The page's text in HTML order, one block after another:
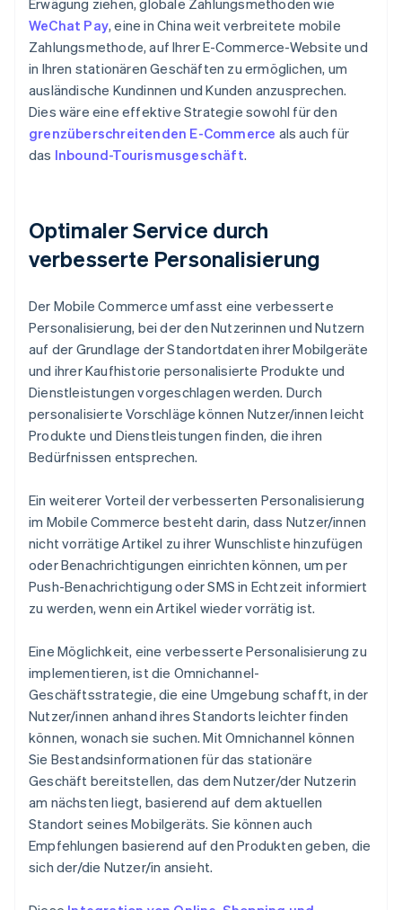
Erwägung ziehen, globale Zahlungsmethoden wie
WeChat Pay, eine in China weit verbreitete mobile
Zahlungsmethode, auf Ihrer E-Commerce-Website und
in Ihren stationären Geschäften zu ermöglichen, um
ausländische Kundinnen und Kunden anzusprechen.
Dies wäre eine effektive Strategie sowohl für den
grenzüberschreitenden E-Commerce als auch für
das Inbound-Tourismusgeschäft.
Optimaler Service durch
verbesserte Personalisierung
Der Mobile Commerce umfasst eine verbesserte
Personalisierung, bei der den Nutzerinnen und Nutzern
auf der Grundlage der Standortdaten ihrer Mobilgeräte
und ihrer Kaufhistorie personalisierte Produkte und
Dienstleistungen vorgeschlagen werden. Durch
personalisierte Vorschläge können Nutzer/innen leicht
Produkte und Dienstleistungen finden, die ihren
Bedürfnissen entsprechen.
Ein weiterer Vorteil der verbesserten Personalisierung
im Mobile Commerce besteht darin, dass Nutzer/innen
nicht vorrätige Artikel zu ihrer Wunschliste hinzufügen
oder Benachrichtigungen einrichten können, um per
Push-Benachrichtigung oder SMS in Echtzeit informiert
zu werden, wenn ein Artikel wieder vorrätig ist.
Eine Möglichkeit, eine verbesserte Personalisierung zu
implementieren, ist die Omnichannel-
Geschäftsstrategie, die eine Umgebung schafft, in der
Nutzer/innen anhand ihres Standorts leichter finden
können, wonach sie suchen. Mit Omnichannel können
Sie Bestandsinformationen für das stationäre
Geschäft bereitstellen, das dem Nutzer/der Nutzerin
am nächsten liegt, basierend auf dem aktuellen
Standort seines Mobilgeräts. Sie können auch
Empfehlungen basierend auf den Produkten geben, die
sich der/die Nutzer/in ansieht.